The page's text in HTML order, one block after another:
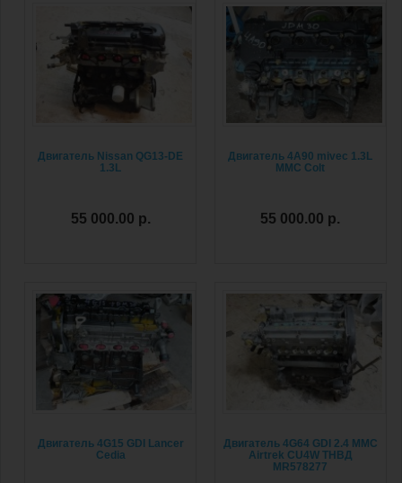
Двигатель Nissan QG13-DE
1.3L
55 000.00 р.
Двигатель 4A90 mivec 1.3L
MMC Colt
55 000.00 р.
Двигатель 4G15 GDI Lancer
Cedia
Двигатель 4G64 GDI 2.4 MMC
Airtrek CU4W ТНВД
MR578277